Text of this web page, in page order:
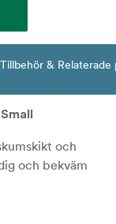
Tillbehör & Relaterade
och
och bekväm